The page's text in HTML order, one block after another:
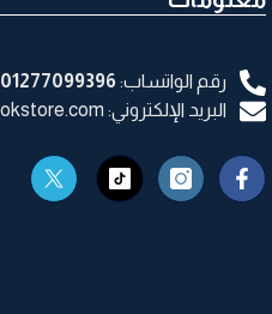
رقم الواتساب:01277099396
البريد الإلكتروني: info@egybookstore.com